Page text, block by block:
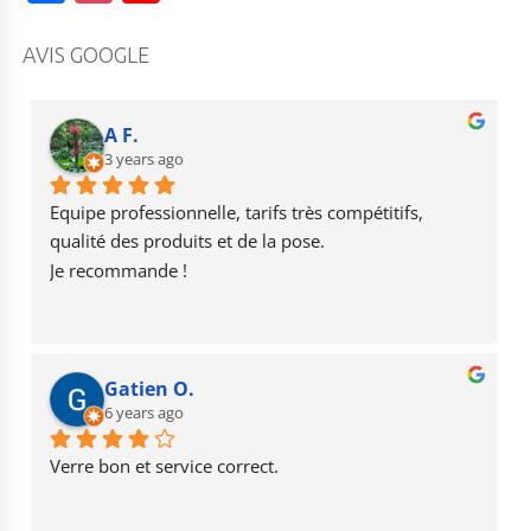
a
c
b
o
o
k
st
a
r
a
m
b
e
AVIS GOOGLE
A F.
3 years ago
Equipe professionnelle, tarifs très compétitifs,
qualité des produits et de la pose.
Je recommande !
Gatien O.
6 years ago
Verre bon et service correct.